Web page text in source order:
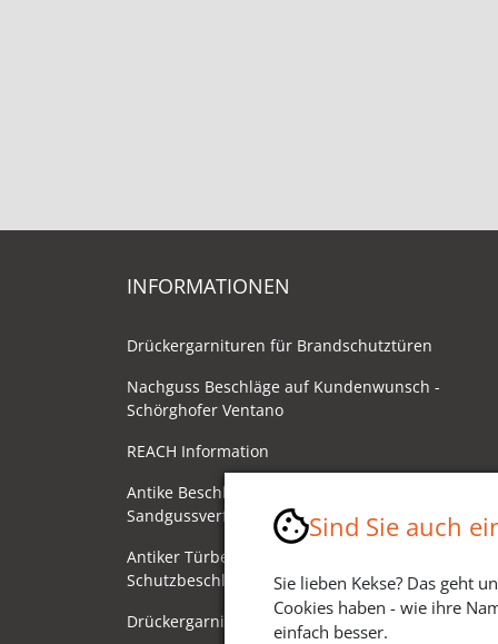
INFORMATIONEN
Drückergarnituren für Brandschutztüren
Nachguss Beschläge auf Kundenwunsch -
Schörghofer Ventano
REACH Information
Antike Beschläge - Herstellung im
Sandgussverfahren
Antiker Türbeschlag als
Schutzbeschlag/Sicherheitsbeschlag
Drückergarnituren mit Drehknauf
Sind Sie auch
Sie lieben Kekse? Das geht
Cookies haben - wie ihre
einfach besser.